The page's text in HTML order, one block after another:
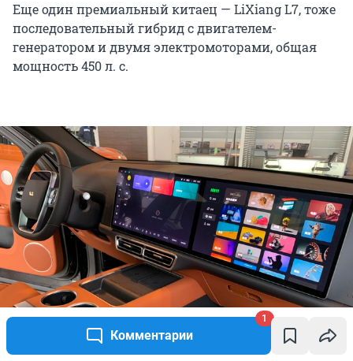
Комментарии
1
Еще один премиальный китаец — LiXiang L7, тоже
последовательный гибрид с двигателем-
генератором и двумя электромоторами, общая
мощность 450 л. с.